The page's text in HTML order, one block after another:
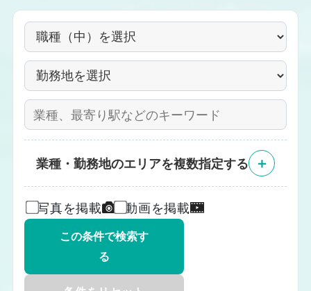
業種・勤務地のエリアを複数指定する ＋
メカトロニクス・エレクトロニクス系
建築・土木・プラント系
写真を掲載 動画を掲載
この条件で検索す
る